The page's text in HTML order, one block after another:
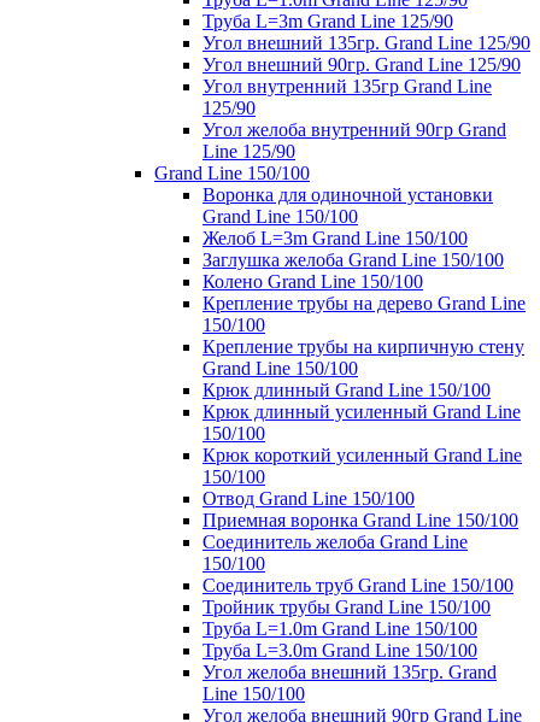
Труба L=3m Grand Line 125/90
Угол внешний 135гр. Grand Line 125/90
Угол внешний 90гр. Grand Line 125/90
Угол внутренний 135гр Grand Line
125/90
Угол желоба внутренний 90гр Grand
Line 125/90
Grand Line 150/100
Воронка для одиночной установки
Grand Line 150/100
Желоб L=3m Grand Line 150/100
Заглушка желоба Grand Line 150/100
Колено Grand Line 150/100
Крепление трубы на дерево Grand Line
150/100
Крепление трубы на кирпичную стену
Grand Line 150/100
Крюк длинный Grand Line 150/100
Крюк длинный усиленный Grand Line
150/100
Крюк короткий усиленный Grand Line
150/100
Отвод Grand Line 150/100
Приемная воронка Grand Line 150/100
Соединитель желоба Grand Line
150/100
Соединитель труб Grand Line 150/100
Тройник трубы Grand Line 150/100
Труба L=1.0m Grand Line 150/100
Труба L=3.0m Grand Line 150/100
Угол желоба внешний 135гр. Grand
Line 150/100
Угол желоба внешний 90гр Grand Line